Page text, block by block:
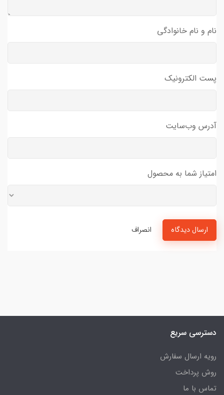
نام و نام خانوادگی
پست الکترونیک
آدرس وب‌سایت
امتیاز شما به محصول
ارسال دیدگاه انصراف
دسترسی سریع
رویه ارسال سفارش
روش پرداخت
تماس با ما